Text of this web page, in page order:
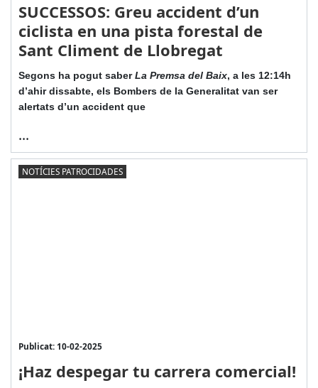
SUCCESSOS: Greu accident d’un
ciclista en una pista forestal de
Sant Climent de Llobregat
Segons ha pogut saberLa Premsa del Baix, a les 12:14h
d’ahir dissabte, els Bombers de la Generalitat van ser
alertats d’un accident que
...
NOTÍCIES PATROCIDADES
Publicat: 10-02-2025
¡Haz despegar tu carrera comercial!